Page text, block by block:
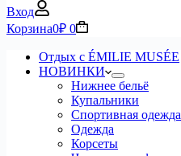
Вход
Корзина0₽ 0
Отдых с ÉMILIE MUSÉE
НОВИНКИ
Нижнее бельё
Купальники
Спортивная одежда
Одежда
Корсеты